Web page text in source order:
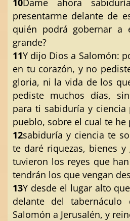
presentarme delante de
quién podrá gobernar a
grande?
11Y dijo Dios a Salomón:
en tu corazón, y no
gloria, ni la vida de los
pediste muchos días,
para ti sabiduría y ciencia
pueblo, sobre el cual te he
12sabiduría y ciencia te
te daré riquezas, bienes
tuvieron los reyes que
tendrán los que vengan
13Y desde el lugar alto
delante del tabernáculo
Salomón a Jerusalén, y